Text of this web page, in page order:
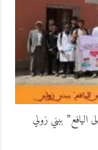
ببني زولي